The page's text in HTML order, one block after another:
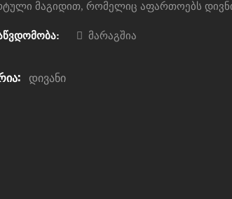
მაგიდით, რომელიც აფართოებს
მარაგშია
დივანი